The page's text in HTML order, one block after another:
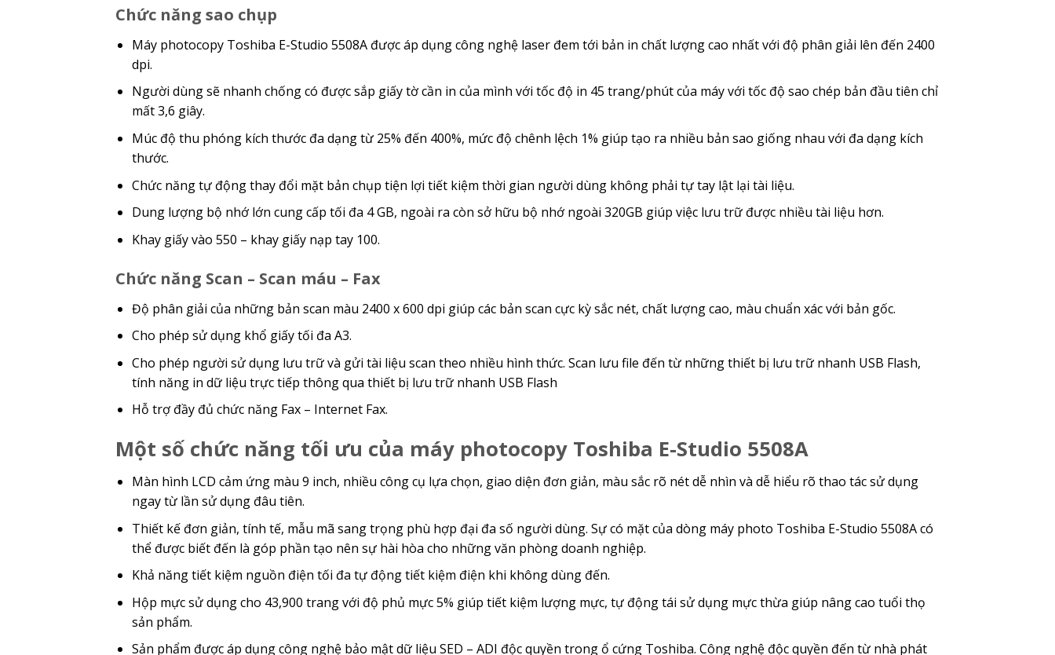
Chức năng sao chụp
Máy photocopy Toshiba E-Studio 5508A được áp dụng công nghệ laser đem tới bản in chất lượng cao nhất với độ phân giải lên đến 2400
dpi.
Người dùng sẽ nhanh chống có được sắp giấy tờ cần in của mình với tốc độ in 45 trang/phút của máy với tốc độ sao chép bản đầu tiên chỉ
mất 3,6 giây.
Múc độ thu phóng kích thước đa dạng từ 25% đến 400%, mức độ chênh lệch 1% giúp tạo ra nhiều bản sao giống nhau với đa dạng kích
thước.
Chức năng tự động thay đổi mặt bản chụp tiện lợi tiết kiệm thời gian người dùng không phải tự tay lật lại tài liệu.
Dung lượng bộ nhớ lớn cung cấp tối đa 4 GB, ngoài ra còn sở hữu bộ nhớ ngoài 320GB giúp việc lưu trữ được nhiều tài liệu hơn.
Khay giấy vào 550 – khay giấy nạp tay 100.
Chức năng Scan – Scan máu – Fax
Độ phân giải của những bản scan màu 2400 x 600 dpi giúp các bản scan cực kỳ sắc nét, chất lượng cao, màu chuẩn xác với bản gốc.
Cho phép sử dụng khổ giấy tối đa A3.
Cho phép người sử dụng lưu trữ và gửi tài liệu scan theo nhiều hình thức. Scan lưu file đến từ những thiết bị lưu trữ nhanh USB Flash,
tính năng in dữ liệu trực tiếp thông qua thiết bị lưu trữ nhanh USB Flash
Hỗ trợ đầy đủ chức năng Fax – Internet Fax.
Một số chức năng tối ưu của máy photocopy Toshiba E-Studio 5508A
Màn hình LCD cảm ứng màu 9 inch, nhiều công cụ lựa chọn, giao diện đơn giản, màu sắc rõ nét dễ nhìn và dễ hiểu rõ thao tác sử dụng
ngay từ lần sử dụng đâu tiên.
Thiết kế đơn giản, tính tế, mẫu mã sang trọng phù hợp đại đa số người dùng. Sự có mặt của dòng máy photo Toshiba E-Studio 5508A có
thể được biết đến là góp phần tạo nên sự hài hòa cho những văn phòng doanh nghiệp.
Khả năng tiết kiệm nguồn điện tối đa tự động tiết kiệm điện khi không dùng đến.
Hộp mực sử dụng cho 43,900 trang với độ phủ mực 5% giúp tiết kiệm lượng mực, tự động tái sử dụng mực thừa giúp nâng cao tuổi thọ
sản phẩm.
Sản phẩm được áp dụng công nghệ bảo mật dữ liệu SED – ADI độc quyền trong ổ cứng Toshiba. Công nghệ độc quyền đến từ nhà phát